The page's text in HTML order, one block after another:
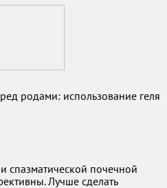
родами: использование геля
спазматической почечной
Лучше сделать